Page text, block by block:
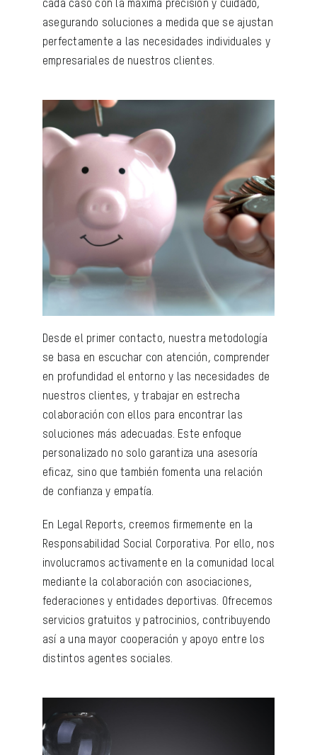
cada caso con la máxima precisión y cuidado,
asegurando soluciones a medida que se ajustan
perfectamente a las necesidades individuales y
empresariales de nuestros clientes.
Desde el primer contacto, nuestra metodología
se basa en escuchar con atención, comprender
en profundidad el entorno y las necesidades de
nuestros clientes, y trabajar en estrecha
colaboración con ellos para encontrar las
soluciones más adecuadas. Este enfoque
personalizado no solo garantiza una asesoría
eficaz, sino que también fomenta una relación
de confianza y empatía.
En Legal Reports, creemos firmemente en la
Responsabilidad Social Corporativa. Por ello, nos
involucramos activamente en la comunidad local
mediante la colaboración con asociaciones,
federaciones y entidades deportivas. Ofrecemos
servicios gratuitos y patrocinios, contribuyendo
así a una mayor cooperación y apoyo entre los
distintos agentes sociales.